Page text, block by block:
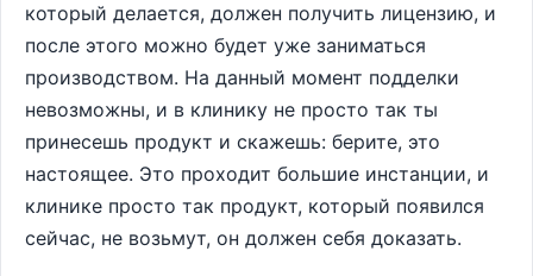
который делается, должен получить лицензию, и
после этого можно будет уже заниматься
производством. На данный момент подделки
невозможны, и в клинику не просто так ты
принесешь продукт и скажешь: берите, это
настоящее. Это проходит большие инстанции, и
клинике просто так продукт, который появился
сейчас, не возьмут, он должен себя доказать.